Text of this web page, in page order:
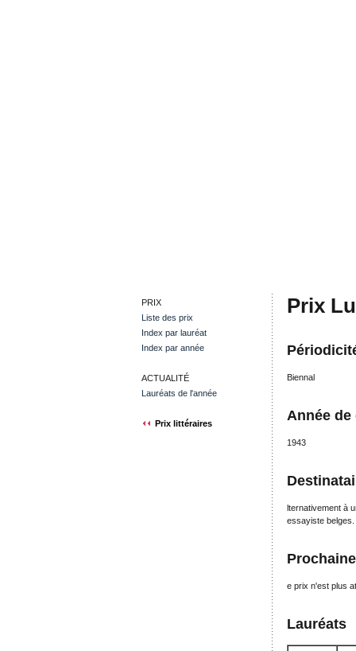
PRIX
Liste des prix
Index par lauréat
Index par année
ACTUALITÉ
Lauréats de l'année
Prix littéraires
Prix
Biennal
Année
1943
lternativement à
essayiste belges.
e prix n'est plus
Lauréats